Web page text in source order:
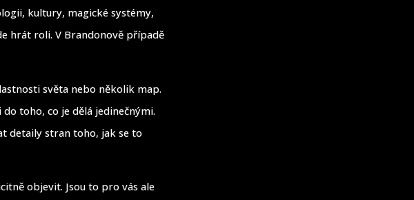
kultury, magické systémy,
hrát roli. V Brandonově případě
světa nebo několik map.
toho, co je dělá jedinečnými.
detaily stran toho, jak se to
objevit. Jsou to pro vás ale